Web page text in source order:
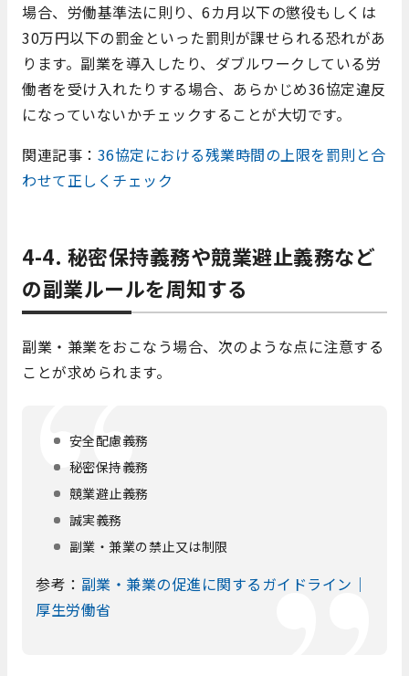
場合、労働基準法に則り、6カ月以下の懲役もしくは
30万円以下の罰金といった罰則が課せられる恐れがあ
ります。副業を導入したり、ダブルワークしている労
働者を受け入れたりする場合、あらかじめ36協定違反
になっていないかチェックすることが大切です。
関連記事： 36協定における残業時間の上限を罰則と合
わせて正しくチェック
4-4. 秘密保持義務や競業避止義務など
の副業ルールを周知する
副業・兼業をおこなう場合、次のような点に注意する
ことが求められます。
安全配慮義務
秘密保持義務
競業避止義務
誠実義務
副業・兼業の禁止又は制限
参考： 副業・兼業の促進に関するガイドライン｜
厚生労働省